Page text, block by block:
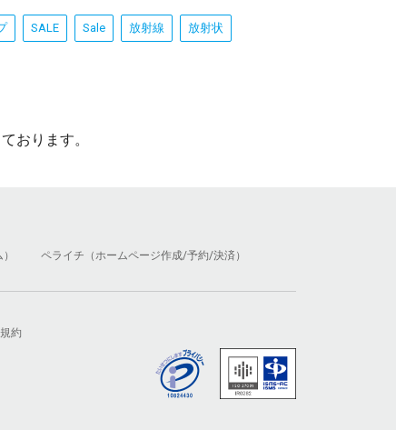
SALE Sale 放射線 放射状
おります。
ペライチ（ホームページ作成/予約/決済）
約